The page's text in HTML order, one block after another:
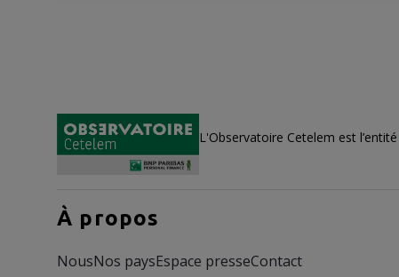
L'Observatoire Cetelem est l’entité
À propos
NousNos paysEspace presseContact